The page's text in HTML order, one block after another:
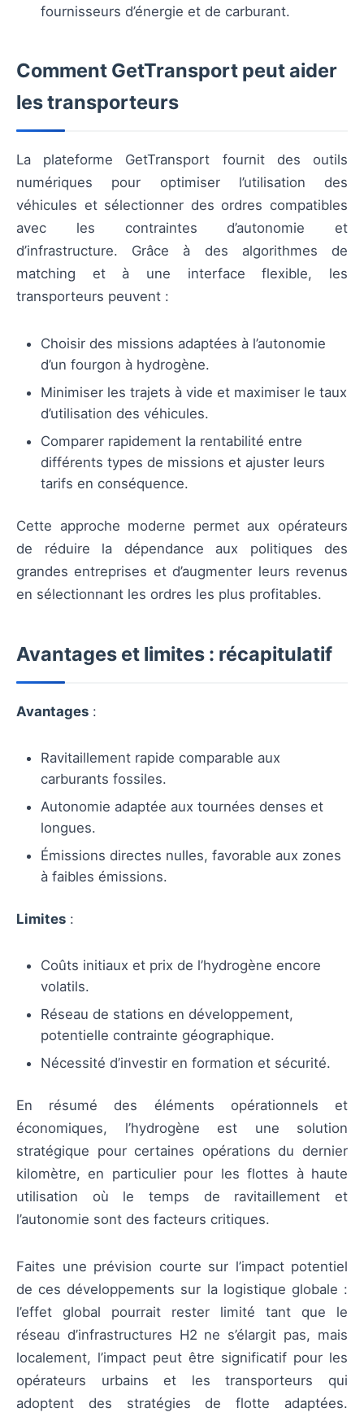
fournisseurs d’énergie et de carburant.
Comment GetTransport peut aider
les transporteurs
La plateforme GetTransport fournit des outils
numériques pour optimiser l’utilisation des
véhicules et sélectionner des ordres compatibles
avec les contraintes d’autonomie et
d’infrastructure. Grâce à des algorithmes de
matching et à une interface flexible, les
transporteurs peuvent :
Choisir des missions adaptées à l’autonomie
d’un fourgon à hydrogène.
Minimiser les trajets à vide et maximiser le taux
d’utilisation des véhicules.
Comparer rapidement la rentabilité entre
différents types de missions et ajuster leurs
tarifs en conséquence.
Cette approche moderne permet aux opérateurs
de réduire la dépendance aux politiques des
grandes entreprises et d’augmenter leurs revenus
en sélectionnant les ordres les plus profitables.
Avantages et limites : récapitulatif
Avantages :
Ravitaillement rapide comparable aux
carburants fossiles.
Autonomie adaptée aux tournées denses et
longues.
Émissions directes nulles, favorable aux zones
à faibles émissions.
Limites :
Coûts initiaux et prix de l’hydrogène encore
volatils.
Réseau de stations en développement,
potentielle contrainte géographique.
Nécessité d’investir en formation et sécurité.
En résumé des éléments opérationnels et
économiques, l’hydrogène est une solution
stratégique pour certaines opérations du dernier
kilomètre, en particulier pour les flottes à haute
utilisation où le temps de ravitaillement et
l’autonomie sont des facteurs critiques.
Faites une prévision courte sur l’impact potentiel
de ces développements sur la logistique globale :
l’effet global pourrait rester limité tant que le
réseau d’infrastructures H2 ne s’élargit pas, mais
localement, l’impact peut être significatif pour les
opérateurs urbains et les transporteurs qui
adoptent des stratégies de flotte adaptées.